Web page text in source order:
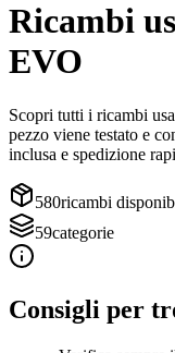
Ricambi
EVO
Scopri tutti i ricambi
pezzo viene testato e
inclusa e spedizione
580ricambi
59categorie
Consigli per